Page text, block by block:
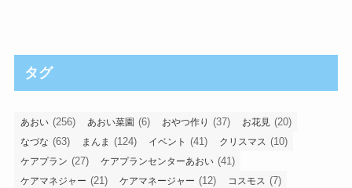
タグ
あおい (256) あおい菜園 (6) おやつ作り (37) お花見 (20)
なづな (63) まんま (124) イベント (41) クリスマス (10)
ケアプラン (27) ケアプランセンターあおい (41)
ケアマネジャー (21) ケアマネージャー (12) コスモス (7)